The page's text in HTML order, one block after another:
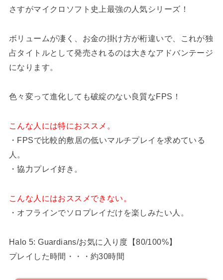
さすがマイクロソフト史上最強の人気シリーズ！
ボリュームが凄く、お金の掛け方が桁違いで、これが独
占タイトルとして発売されるのは大きなアドバンテージ
になります。
色々変って進化しても破綻のない良質なFPS！
こんな人には特におススメ。
・FPSで比較的敷居の低いマルチプレイを求めている
人。
・協力プレイ好き。
こんな人にはおススメできない。
・オフラインでソロプレイだけを楽しみたい人。
Halo 5: Guardians/お気に入り度【80/100%】
プレイした時間・・・約30時間